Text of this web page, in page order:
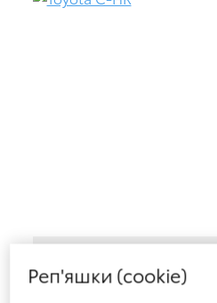
Toyota C-HRГібрид
Реп'яшки (cookie)